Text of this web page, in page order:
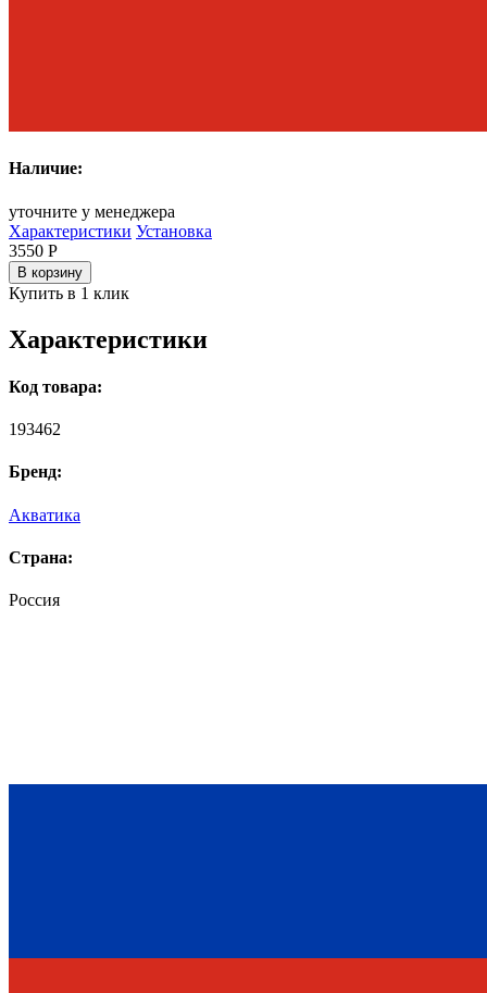
Наличие:
уточните у менеджера
Характеристики Установка
3550 Р
В корзину
Купить в 1 клик
Характеристики
Код товара:
193462
Бренд:
Акватика
Страна:
Россия